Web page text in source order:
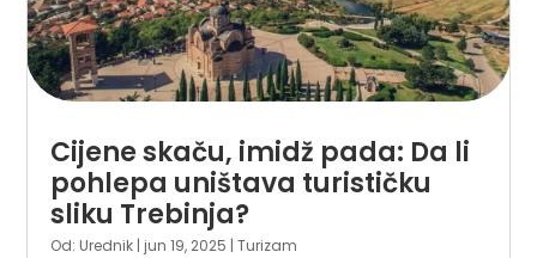
Cijene skaču, imidž pada: Da li
pohlepa uništava turističku
sliku Trebinja?
Od: Urednik jun 19, 2025 |Turizam